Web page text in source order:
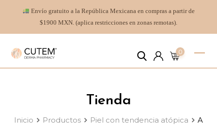
Envío gratuito a la República Mexicana en compras a partir de
$1900 MXN. (aplica restricciones en zonas remotas).
0
Tienda
Inicio Productos Piel con tendencia atópica
A